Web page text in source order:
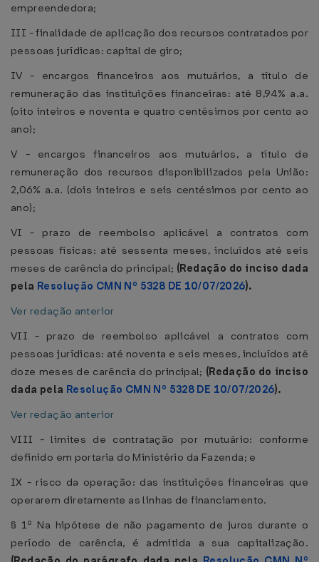
empreendedora;
III - finalidade de aplicação dos recursos contratados por
pessoas jurídicas: capital de giro;
IV - encargos financeiros aos mutuários, a título de
remuneração das instituições financeiras: até 8,94% a.a.
(oito inteiros e noventa e quatro centésimos por cento ao
ano);
V - encargos financeiros aos mutuários, a título de
remuneração dos recursos disponibilizados pela União:
2,06% a.a. (dois inteiros e seis centésimos por cento ao
ano);
VI - prazo de reembolso aplicável a contratos com
pessoas físicas: até sessenta meses, incluídos até seis
meses de carência do principal; (Redação do inciso dada
pela Resolução CMN Nº 5328 DE 10/07/2026).
Ver redação anterior
VII - prazo de reembolso aplicável a contratos com
pessoas jurídicas: até noventa e seis meses, incluídos até
doze meses de carência do principal; (Redação do inciso
dada pela Resolução CMN Nº 5328 DE 10/07/2026).
Ver redação anterior
VIII - limites de contratação por mutuário: conforme
definido em portaria do Ministério da Fazenda; e
IX - risco da operação: das instituições financeiras que
operarem diretamente as linhas de financiamento.
§ 1º Na hipótese de não pagamento de juros durante o
período de carência, é admitida a sua capitalização.